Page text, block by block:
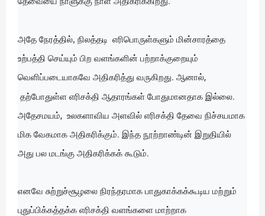
அதே நேரத்தில், நிலத்தடி எரிபொருள்களும் மின்சாரத்தை
உற்பத்தி செய்யும் பிற வளங்களின் பற்றாக்குறையும்
வெளிப்படையாகவே அதிகரித்து வருகிறது. ஆனால்,
தற்போதுள்ள எரிசக்தி ஆதாரங்கள் போதுமானதாக இல்லை.
அதேசமயம், உலகளாவிய அளவில் எரிசக்தி தேவை நிச்சயமாக
மிக வேகமாக அதிகரிக்கும். இந்த நூற்றாண்டின் இறுதியில்
அது பல மடங்கு அதிகரிக்கக் கூடும்.
எனவே சுற்றுச்சூழலை நிரந்தரமாக பாதுகாக்கக்கூடிய மற்றும்
புதுப்பிக்கத்தக்க எரிசக்தி வளங்களை மாற்றாக